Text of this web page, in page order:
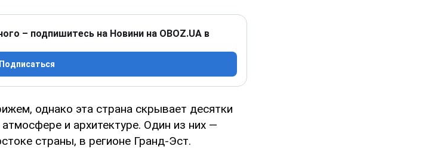
– подпишитесь на Новини на OBOZ.UA в
Подписаться
однако эта страна скрывает десятки
и архитектуре. Один из них —
страны, в регионе Гранд-Эст.